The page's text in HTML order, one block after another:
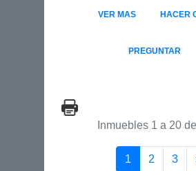
VER MAS HACER
PREGUNTAR
Inmuebles 1 a 20
1 (current)
2 3